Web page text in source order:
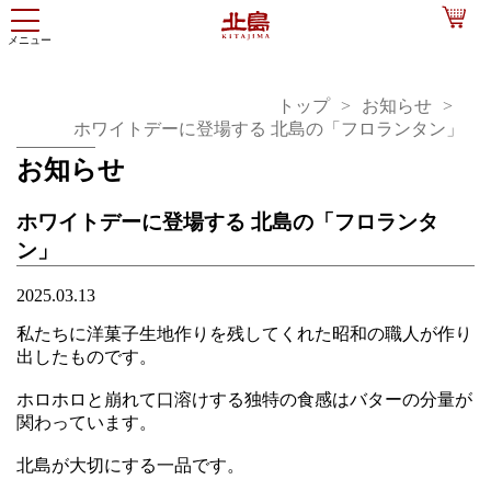
トップ
お知らせ
ホワイトデーに登場する 北島の「フロランタン」
お知らせ
ホワイトデーに登場する 北島の「フロランタ
ン」
2025.03.13
私たちに洋菓子生地作りを残してくれた昭和の職人が作り
出したものです。
ホロホロと崩れて口溶けする独特の食感はバターの分量が
関わっています。
北島が大切にする一品です。